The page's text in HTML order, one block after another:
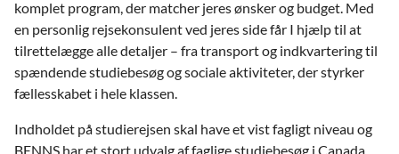
komplet program, der matcher jeres ønsker og budget. Med
en personlig rejsekonsulent ved jeres side får I hjælp til at
tilrettelægge alle detaljer – fra transport og indkvartering til
spændende studiebesøg og sociale aktiviteter, der styrker
fællesskabet i hele klassen.
Indholdet på studierejsen skal have et vist fagligt niveau og
BENNS har et stort udvalg af faglige studiebesøg i Canada